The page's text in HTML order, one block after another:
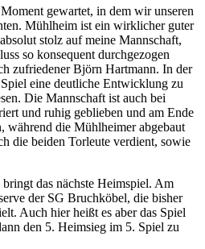
gewartet, in dem wir unseren
Mühlheim ist ein wirklicher guter
stolz auf meine Mannschaft,
so konsequent durchgezogen
zufriedener Björn Hartmann. In der
eine deutliche Entwicklung zu
Die Mannschaft ist auch bei
und ruhig geblieben und am Ende
während die Mühlheimer abgebaut
die beiden Torleute verdient, sowie
das nächste Heimspiel. Am
der SG Bruchköbel, die bisher
Auch hier heißt es aber das Spiel
den 5. Heimsieg im 5. Spiel zu